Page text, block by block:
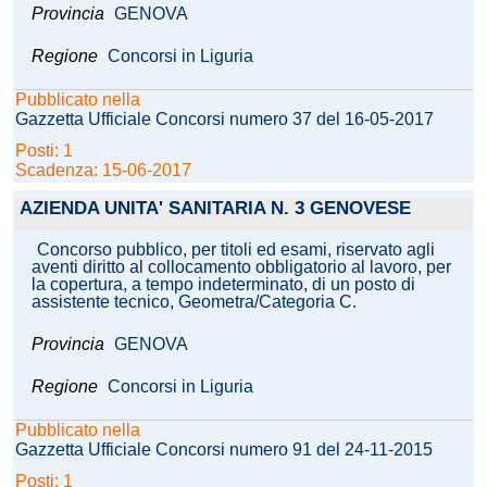
Provincia GENOVA
Regione Concorsi in Liguria
Pubblicato nella
Gazzetta Ufficiale Concorsi numero 37 del 16-05-2017
Posti: 1
Scadenza: 15-06-2017
AZIENDA UNITA' SANITARIA N. 3 GENOVESE
Concorso pubblico, per titoli ed esami, riservato agli
aventi diritto al collocamento obbligatorio al lavoro, per
la copertura, a tempo indeterminato, di un posto di
assistente tecnico, Geometra/Categoria C.
Provincia GENOVA
Regione Concorsi in Liguria
Pubblicato nella
Gazzetta Ufficiale Concorsi numero 91 del 24-11-2015
Posti: 1